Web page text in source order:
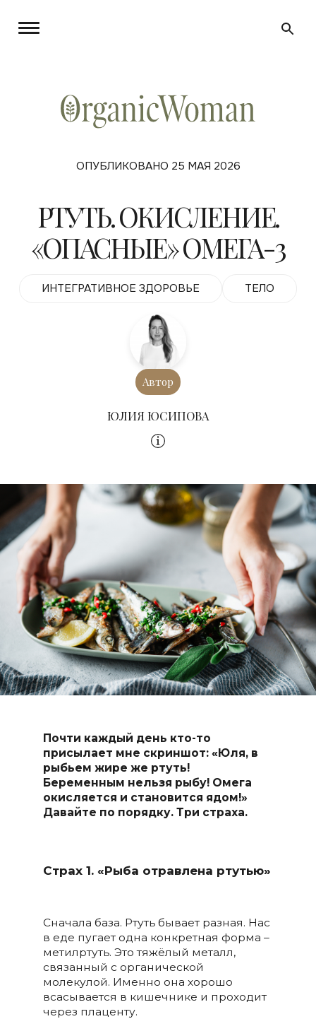
ОПУБЛИКОВАНО 25 МАЯ 2026
РТУТЬ. ОКИСЛЕНИЕ.
«ОПАСНЫЕ» ОМЕГА-3
ИНТЕГРАТИВНОЕ ЗДОРОВЬЕ ТЕЛО
Автор
ЮЛИЯ ЮСИПОВА
Почти каждый день кто-то
присылает мне скриншот: «Юля, в
рыбьем жире же ртуть!
Беременным нельзя рыбу! Омега
окисляется и становится ядом!»
Давайте по порядку. Три страха.
Страх 1. «Рыба отравлена ртутью»
Сначала база. Ртуть бывает разная. Нас
в еде пугает одна конкретная форма –
метилртуть. Это тяжёлый металл,
связанный с органической
молекулой. Именно она хорошо
всасывается в кишечнике и проходит
через плаценту.